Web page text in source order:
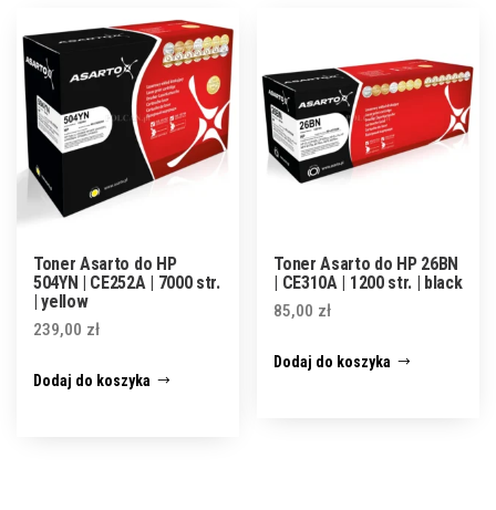
Toner Asarto do HP
504YN | CE252A | 7000 str.
| yellow
239,00 zł
Dodaj do koszyka
Toner Asarto do HP 26BN
| CE310A | 1200 str. | black
85,00 zł
Dodaj do koszyka